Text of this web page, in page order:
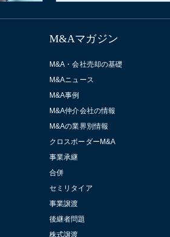
M&Aマガジン
M&A・会社売却の基礎
M&Aニュース
M&A事例
M&A仲介会社の情報
M&Aの業界別情報
クロスボーダーM&A
事業承継
合併
セミリタイア
事業譲渡
後継者問題
株式譲渡